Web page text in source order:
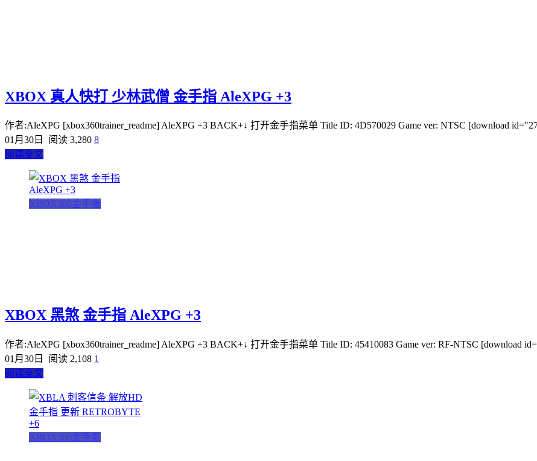
XBOX 真人快打 少林武僧 金手指 AleXPG +3
作者:AleXPG [xbox360trainer_readme] AleXPG +3 BACK+↓ 打开金手指菜单 Title ID: 4D570029 Game ver: NTSC [download
01月30日
阅读 3,280 8
阅读全文
XBOX360金手指
XBOX 黑煞 金手指 AleXPG +3
作者:AleXPG [xbox360trainer_readme] AleXPG +3 BACK+↓ 打开金手指菜单 Title ID: 45410083 Game ver: RF-NTSC [download
01月30日
阅读 2,108 1
阅读全文
XBOX360金手指